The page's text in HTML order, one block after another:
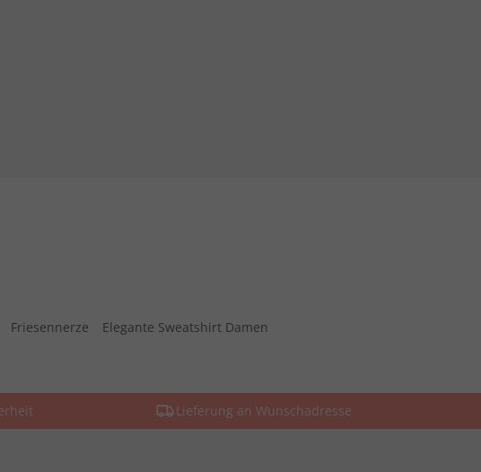
Friesennerze
Elegante Sweatshirt Damen
Lieferung an Wunschadresse